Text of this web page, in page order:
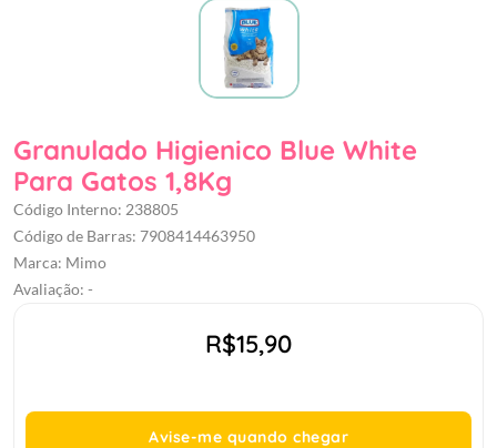
Granulado Higienico Blue White
Para Gatos 1,8Kg
Código Interno: 238805
Código de Barras: 7908414463950
Marca: Mimo
Avaliação: -
R$15,90
Avise-me quando chegar